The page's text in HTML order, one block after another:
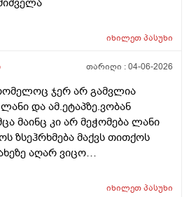
იხილეთპასუხი
თარიღი :04-06-2026
ჯერ არ გამვლია
და ამ.ეტაპზე.ვობან
მაინც კი არ მეჭომება ლანი
ზსეჰრხმება მაქვს თითქოს
აღარ ვიცო
დღემდე ალისა საპონს
იხილეთპასუხი